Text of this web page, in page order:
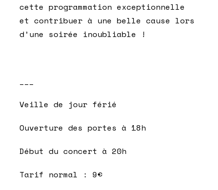
cette programmation exceptionnelle
et contribuer à une belle cause lors
d’une soirée inoubliable !
Veille de jour férié
Ouverture des portes à 18h
Début du concert à 20h
Tarif normal : 9€